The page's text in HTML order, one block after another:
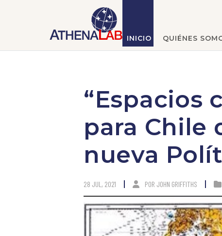
INICIO QUIÉNES
“Espacios
para Chile
nueva
28 JUL, 2021 POR JOHN GRIFFITHS